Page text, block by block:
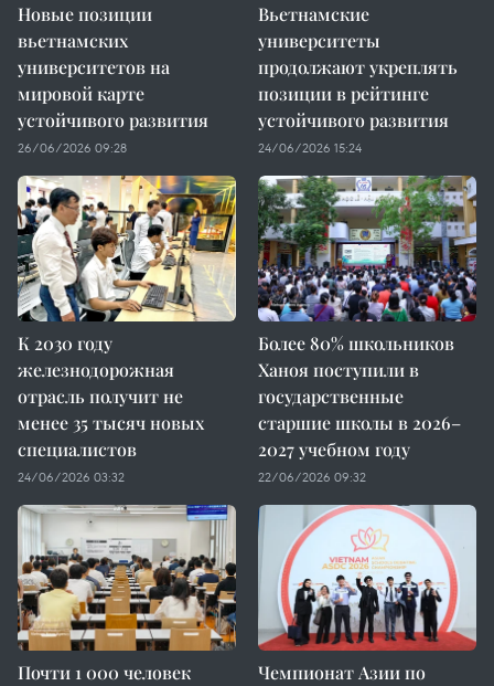
Новые позиции
вьетнамских
университетов на
мировой карте
устойчивого развития
26/06/2026 09:28
Вьетнамские
университеты
продолжают укреплять
позиции в рейтинге
устойчивого развития
24/06/2026 15:24
К 2030 году
железнодорожная
отрасль получит не
менее 35 тысяч новых
специалистов
24/06/2026 03:32
Более 80% школьников
Ханоя поступили в
государственные
старшие школы в 2026–
2027 учебном году
22/06/2026 09:32
Почти 1 000 человек
Чемпионат Азии по